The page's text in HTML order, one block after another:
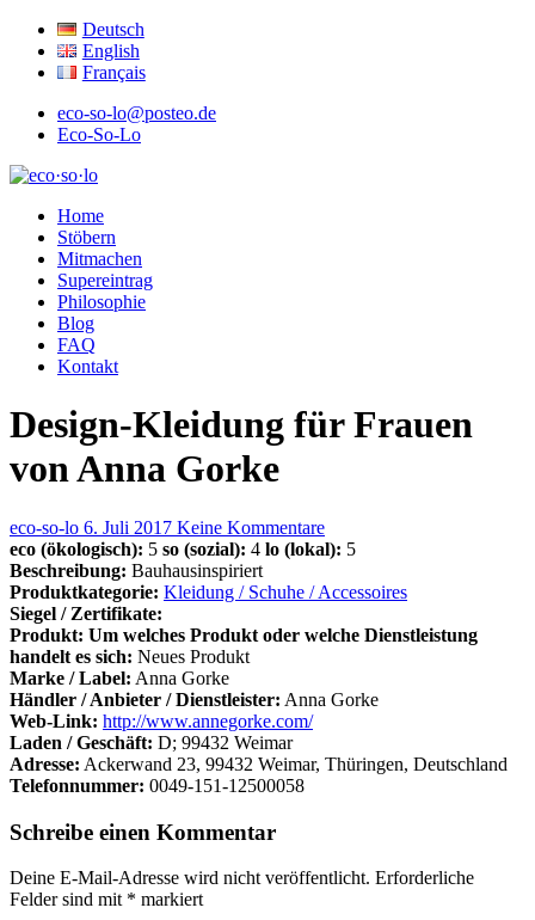
Deutsch
English
Français
eco-so-lo@posteo.de
Eco-So-Lo
eco·so·lo
Home
Stöbern
Mitmachen
Supereintrag
Philosophie
Blog
FAQ
Kontakt
Design-Kleidung für Frauen
von Anna Gorke
eco-so-lo 6. Juli 2017 Keine Kommentare
eco (ökologisch): 5 so (sozial): 4 lo (lokal): 5
Beschreibung: Bauhausinspiriert
Produktkategorie: Kleidung / Schuhe / Accessoires
Siegel / Zertifikate:
Produkt: Um welches Produkt oder welche Dienstleistung
handelt es sich: Neues Produkt
Marke / Label: Anna Gorke
Händler / Anbieter / Dienstleister: Anna Gorke
Web-Link: http://www.annegorke.com/
Laden / Geschäft: D; 99432 Weimar
Adresse: Ackerwand 23, 99432 Weimar, Thüringen, Deutschland
Telefonnummer: 0049-151-12500058
Schreibe einen Kommentar
Deine E-Mail-Adresse wird nicht veröffentlicht. Erforderliche
Felder sind mit * markiert